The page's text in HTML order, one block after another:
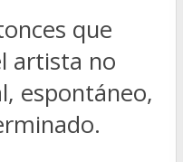
que
artista no
espontáneo,